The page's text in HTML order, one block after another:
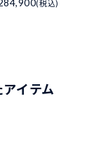
(税込)
イテム